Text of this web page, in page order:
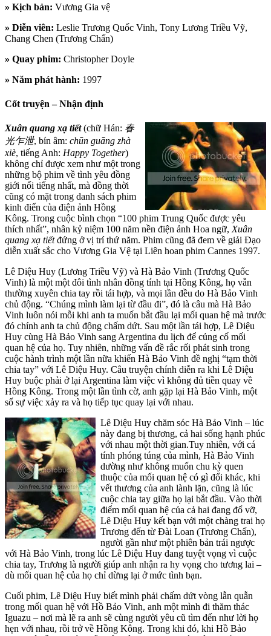
» Kịch bản: Vương Gia vệ
» Diễn viên: Leslie Trương Quốc Vinh, Tony Lương Triều Vỹ,
Chang Chen (Trương Chấn)
» Quay phim: Christopher Doyle
» Năm phát hành: 1997
Cốt truyện – Nhận định
Xuân quang xạ tiết(chữ Hán: 春
光乍泄, bín âm: chūn guāng zhà
xiè, tiếng Anh: Happy Together)
không chỉ được xem như một trong
những bộ phim về tình yêu đồng
giới nổi tiếng nhất, mà đồng thời
cũng có mặt trong danh sách phim
kinh điển của điện ảnh Hồng
Kông. Trong cuộc bình chọn “100 phim Trung Quốc được yêu
thích nhất”, nhân kỷ niệm 100 năm nền điện ảnh Hoa ngữ, Xuân
quang xạ tiếtđứng ở vị trí thứ năm. Phim cũng đã đem về giải Đạo
diễn xuất sắc cho Vương Gia Vệ tại Liên hoan phim Cannes 1997.
Lê Diệu Huy (Lương Triều Vỹ) và Hà Bảo Vinh (Trương Quốc
Vinh) là một một đôi tình nhân đồng tính tại Hồng Kông, họ vẫn
thường xuyên chia tay rồi tái hợp, và mọi lần đều do Hà Bảo Vinh
chủ động. “Chúng mình làm lại từ đầu đi”, đó là câu mà Hà Bảo
Vinh luôn nói mỗi khi anh ta muốn bắt đầu lại mối quan hệ mà trước
đó chính anh ta chủ động chấm dứt. Sau một lần tái hợp, Lê Diệu
Huy cùng Hà Bảo Vinh sang Argentina du lịch để củng cố mối
quan hệ của họ. Tuy nhiên, những vấn đề rắc rối phát sinh trong
cuộc hành trình một lần nữa khiến Hà Bảo Vinh đề nghị “tạm thời
chia tay” với Lê Diệu Huy. Câu truyện chính diễn ra khi Lê Diệu
Huy buộc phải ở lại Argentina làm việc vì không đủ tiền quay về
Hồng Kông. Trong một lần tình cờ, anh gặp lại Hà Bảo Vinh, một
số sự việc xảy ra và họ tiếp tục quay lại với nhau.
Lê Diệu Huy chăm sóc Hà Bảo Vinh – lúc
này đang bị thương, cả hai sống hạnh phúc
với nhau một thời gian.Tuy nhiên, với cá
tính phóng túng của mình, Hà Bảo Vinh
dường như không muốn chu kỳ quen
thuộc của mối quan hệ có gì đổi khác, khi
vết thương của anh lành lặn, cũng là lúc
cuộc chia tay giữa họ lại bắt đầu. Vào thời
điểm mối quan hệ của cả hai đang đổ vỡ,
Lê Diệu Huy kết bạn với một chàng trai họ
Trương đến từ Đài Loan (Trương Chấn),
người gần như một phiên bản trái ngược
với Hà Bảo Vinh, trong lúc Lê Diệu Huy đang tuyệt vọng vì cuộc
chia tay, Trương là người giúp anh nhận ra hy vọng cho tương lai –
dù mối quan hệ của họ chỉ dừng lại ở mức tình bạn.
Cuối phim, Lê Diệu Huy biết mình phải chấm dứt vòng lẫn quẫn
trong mối quan hệ với Hồ Bảo Vinh, anh một mình đi thăm thác
Iguazu – nơi mà lẽ ra anh sẽ cùng người yêu cũ tìm đến như lời họ
hẹn với nhau, rồi trở về Hồng Kông. Trong khi đó, khi Hồ Bảo